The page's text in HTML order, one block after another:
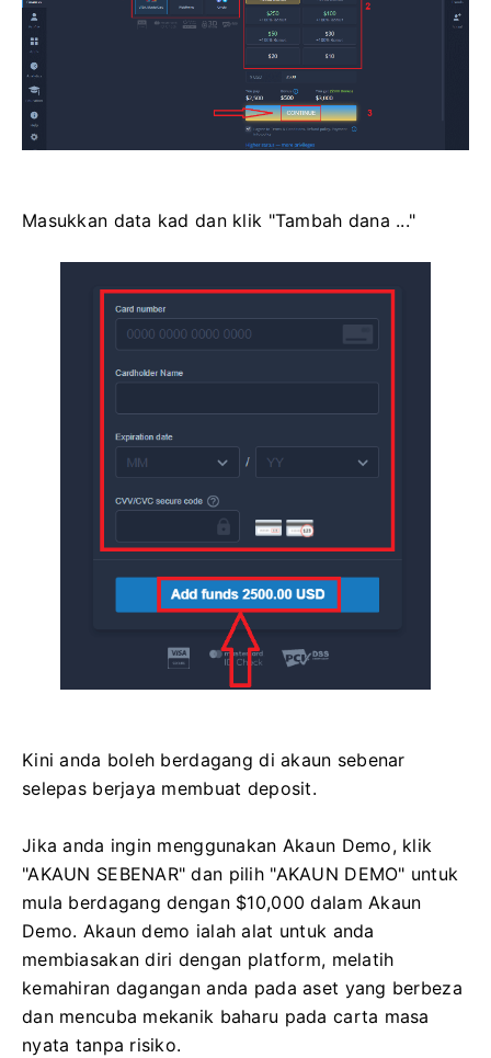
Masukkan data kad dan klik "Tambah dana ..."
Kini anda boleh berdagang di akaun sebenar
selepas berjaya membuat deposit.
Jika anda ingin menggunakan Akaun Demo, klik
"AKAUN SEBENAR" dan pilih "AKAUN DEMO" untuk
mula berdagang dengan $10,000 dalam Akaun
Demo. Akaun demo ialah alat untuk anda
membiasakan diri dengan platform, melatih
kemahiran dagangan anda pada aset yang berbeza
dan mencuba mekanik baharu pada carta masa
nyata tanpa risiko.